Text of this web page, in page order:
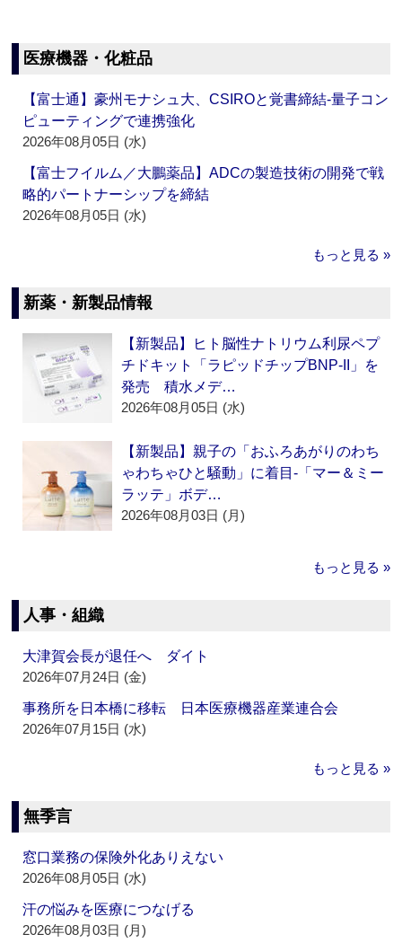
医療機器・化粧品
【富士通】豪州モナシュ大、CSIROと覚書締結‐量子コン
ピューティングで連携強化
2026年08月05日 (水)
【富士フイルム／大鵬薬品】ADCの製造技術の開発で戦
略的パートナーシップを締結
2026年08月05日 (水)
もっと見る »
新薬・新製品情報
【新製品】ヒト脳性ナトリウム利尿ペプ
チドキット「ラピッドチップBNP-II」を
発売 積水メデ…
2026年08月05日 (水)
【新製品】親子の「おふろあがりのわち
ゃわちゃひと騒動」に着目‐「マー＆ミー
ラッテ」ボデ…
2026年08月03日 (月)
もっと見る »
人事・組織
大津賀会長が退任へ ダイト
2026年07月24日 (金)
事務所を日本橋に移転 日本医療機器産業連合会
2026年07月15日 (水)
もっと見る »
無季言
窓口業務の保険外化ありえない
2026年08月05日 (水)
汗の悩みを医療につなげる
2026年08月03日 (月)